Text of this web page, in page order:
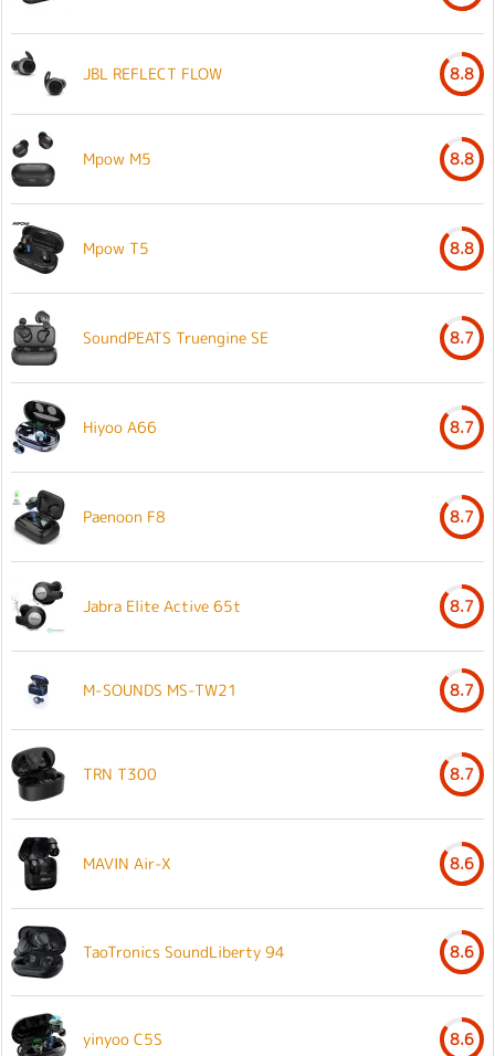
JBL REFLECT FLOW 8.8
Mpow M5 8.8
Mpow T5 8.8
SoundPEATS Truengine SE 8.7
Hiyoo A66 8.7
Paenoon F8 8.7
Jabra Elite Active 65t 8.7
M-SOUNDS MS-TW21 8.7
TRN T300 8.7
MAVIN Air-X 8.6
TaoTronics SoundLiberty 94 8.6
yinyoo C5S 8.6